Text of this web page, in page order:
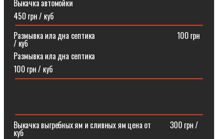
Выкачка автомойки
450 грн / куб
Размывка ила дна септика ⠀⠀⠀⠀⠀⠀⠀⠀⠀⠀⠀⠀⠀⠀100 грн
/ куб
Размывка ила дна септика
100 грн / куб
Выкачка выгребных ям и сливных ям цена от ⠀⠀⠀300 грн /
куб